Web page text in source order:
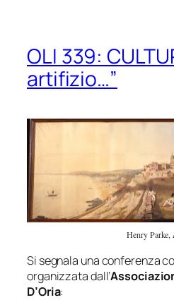
OLI 339:
artifizio…”
Henry Parke,
Si segnala una conferenza
organizzata dall’
D’Oria: